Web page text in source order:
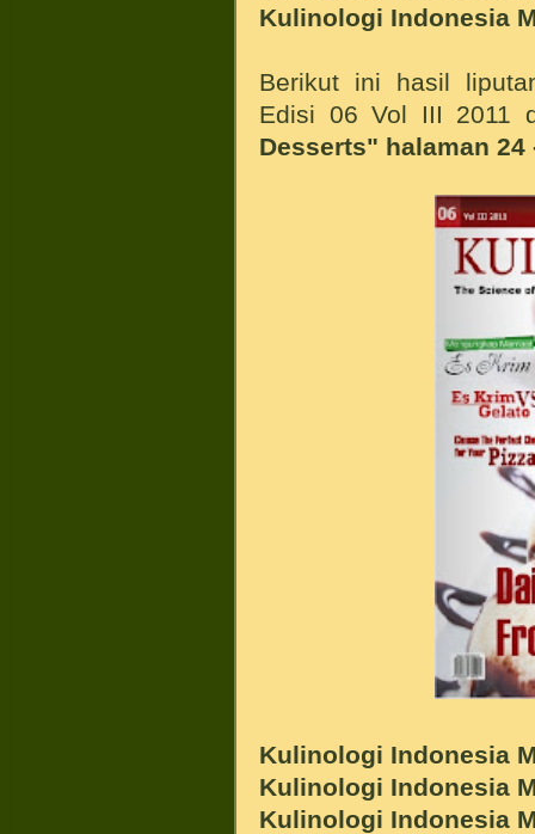
Kulinologi Indonesia
Berikut ini hasil
Edisi 06 Vol III 2011
Desserts" halaman
Kulinologi Indonesia
Kulinologi Indonesia
Kulinologi Indonesia